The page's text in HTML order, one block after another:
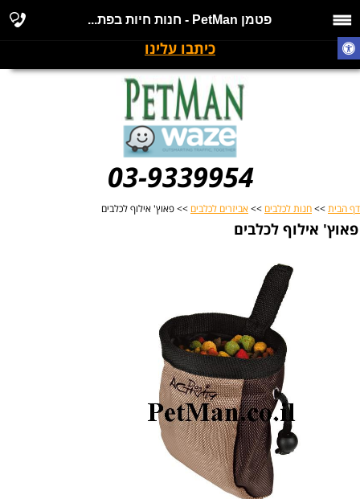
פטמן PetMan - חנות חיות בפת...
כיתבו עלינו
03-9339954
דף הבית >> חנות לכלבים >> אביזרים לכלבים >> פאוץ' אילוף לכלבים
פאוץ' אילוף לכלבים